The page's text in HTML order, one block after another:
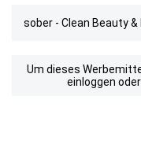
sober - Clean Beauty
Um dieses
einloggen